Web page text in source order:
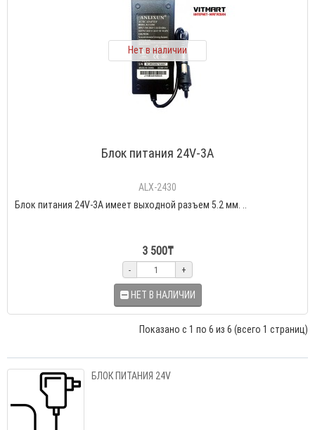
Нет в наличии
Блок питания 24V-3A
ALX-2430
Блок питания 24V-3A имеет выходной разъем 5.2 мм. ..
3 500₸
- +
НЕТ В НАЛИЧИИ
Показано с 1 по 6 из 6 (всего 1 страниц)
БЛОК ПИТАНИЯ 24V